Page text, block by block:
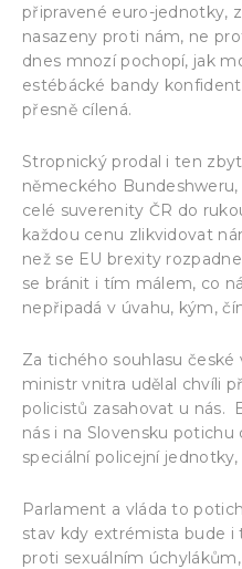
připravené euro-jednotky,
nasazeny proti nám, ne
dnes mnozí pochopí, jak
estébácké bandy
přesně cílená.
Stropnický prodal i ten
německého
celé suverenity ČR do
každou cenu zlikvidovat
než se EU brexity
se bránit i tím málem, co
nepřipadá v úvahu, kým,
Za tichého souhlasu české
ministr vnitra udělal chvíli
policistů zasahovat u nás.
nás i na Slovensku potichu
speciální policejní
Parlament a vláda to
stav kdy extrémista bude i
proti sexuálním